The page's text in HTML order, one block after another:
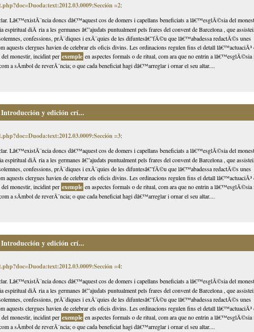
=2:
Lâ€™existÃ¨ncia doncs dâ€™aquest cos de domers i capellans beneficiats a lâ€™esglÃ©sia del
diÃ ria a les germanes â€”ajudats puntualment pels frares del convent de Barcelona , que
confessions, prÃ¨diques i exÃ¨quies de les difuntesâ€”fÃ©u que lâ€™abadessa redactÃ©s unes
aquests clergues havien de celebrar els oficis divins. Les ordinacions regulen fins el detall lâ€™actuaciÃ³
monestir, incidint per exemple en aspectes formals o de ritual, com ara que no entrin a lâ€™esglÃ©sia
a sÃ­mbol de reverÃ¨ncia; o que cada beneficiat hagi dâ€™arreglar i ornar el seu altar....
Introducción y edición crí...
=3:
Lâ€™existÃ¨ncia doncs dâ€™aquest cos de domers i capellans beneficiats a lâ€™esglÃ©sia del
diÃ ria a les germanes â€”ajudats puntualment pels frares del convent de Barcelona , que
confessions, prÃ¨diques i exÃ¨quies de les difuntesâ€”fÃ©u que lâ€™abadessa redactÃ©s unes
aquests clergues havien de celebrar els oficis divins. Les ordinacions regulen fins el detall lâ€™actuaciÃ³
monestir, incidint per exemple en aspectes formals o de ritual, com ara que no entrin a lâ€™esglÃ©sia
a sÃ­mbol de reverÃ¨ncia; o que cada beneficiat hagi dâ€™arreglar i ornar el seu altar....
Introducción y edición crí...
=4:
Lâ€™existÃ¨ncia doncs dâ€™aquest cos de domers i capellans beneficiats a lâ€™esglÃ©sia del
diÃ ria a les germanes â€”ajudats puntualment pels frares del convent de Barcelona , que
confessions, prÃ¨diques i exÃ¨quies de les difuntesâ€”fÃ©u que lâ€™abadessa redactÃ©s unes
aquests clergues havien de celebrar els oficis divins. Les ordinacions regulen fins el detall lâ€™actuaciÃ³
monestir, incidint per exemple en aspectes formals o de ritual, com ara que no entrin a lâ€™esglÃ©sia
a sÃ­mbol de reverÃ¨ncia; o que cada beneficiat hagi dâ€™arreglar i ornar el seu altar....